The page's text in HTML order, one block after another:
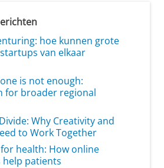
hoe kunnen grote
van elkaar
is not enough:
for broader regional
Why Creativity and
to Work Together
health: How online
patients